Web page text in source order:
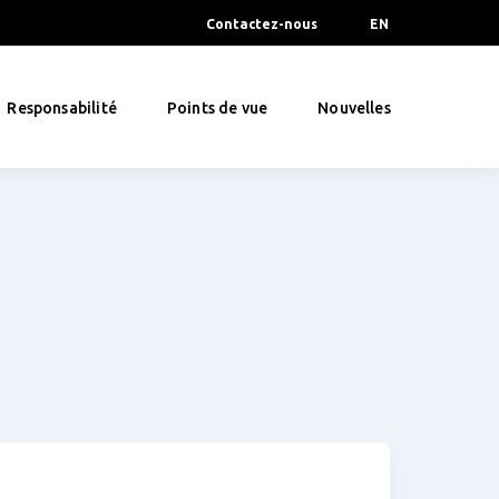
Contactez-nous EN
Responsabilité Points de vue Nouvelles